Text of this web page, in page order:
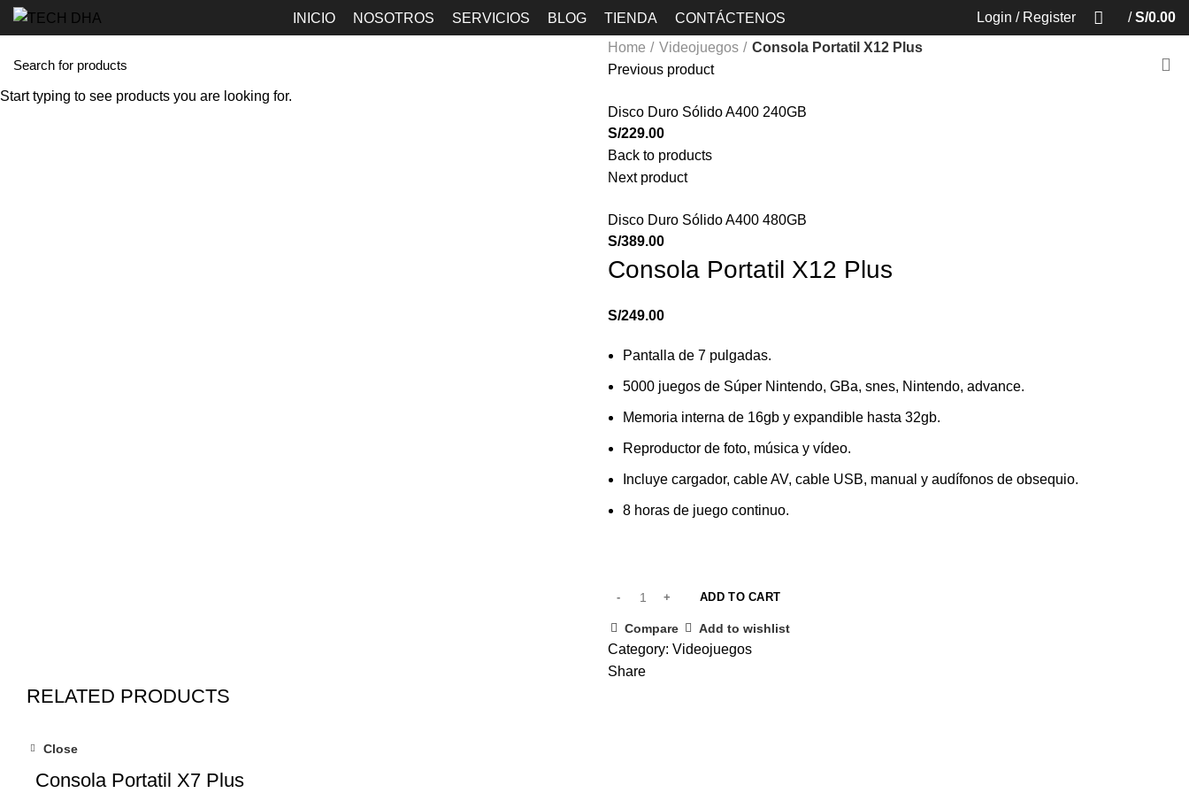
INICIO NOSOTROS SERVICIOS BLOG TIENDA CONTÁCTENOS Login / Register / S/0.00
Click to enlarge
Home Videojuegos
Consola Portatil X12 Plus
Previous product
Disco Duro Sólido A400 240GB
S/229.00
Back to products
Next product
Disco Duro Sólido A400 480GB
S/389.00
Consola Portatil X12 Plus
S/249.00
Pantalla de 7 pulgadas.
5000 juegos de Súper Nintendo, GBa, snes, Nintendo, advance.
Memoria interna de 16gb y expandible hasta 32gb.
Reproductor de foto, música y vídeo.
Incluye cargador, cable AV, cable USB, manual y audífonos de obsequio.
8 horas de juego continuo.
ADD TO CART
Compare Add to wishlist
Category: Videojuegos
Share
RELATED PRODUCTS
Close
Consola Portatil X7 Plus
Start typing to see products you are looking for.